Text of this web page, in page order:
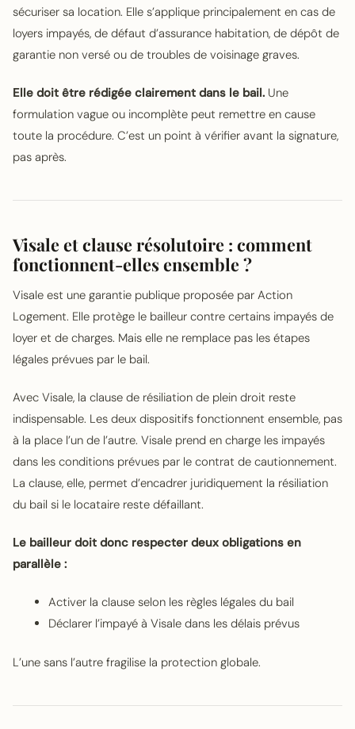
sécuriser sa location. Elle s’applique principalement en cas de
loyers impayés, de défaut d’assurance habitation, de dépôt de
garantie non versé ou de troubles de voisinage graves.
Elle doit être rédigée clairement dans le bail. Une
formulation vague ou incomplète peut remettre en cause
toute la procédure. C’est un point à vérifier avant la signature,
pas après.
Visale et clause résolutoire : comment
fonctionnent-elles ensemble ?
Visale est une garantie publique proposée par Action
Logement. Elle protège le bailleur contre certains impayés de
loyer et de charges. Mais elle ne remplace pas les étapes
légales prévues par le bail.
Avec Visale, la clause de résiliation de plein droit reste
indispensable. Les deux dispositifs fonctionnent ensemble, pas
à la place l’un de l’autre. Visale prend en charge les impayés
dans les conditions prévues par le contrat de cautionnement.
La clause, elle, permet d’encadrer juridiquement la résiliation
du bail si le locataire reste défaillant.
Le bailleur doit donc respecter deux obligations en
parallèle :
Activer la clause selon les règles légales du bail
Déclarer l’impayé à Visale dans les délais prévus
L’une sans l’autre fragilise la protection globale.